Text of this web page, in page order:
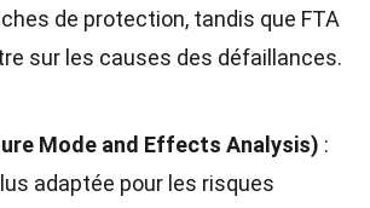
de protection, tandis que FTA
sur les causes des défaillances.
Mode and Effects Analysis) :
adaptée pour les risques